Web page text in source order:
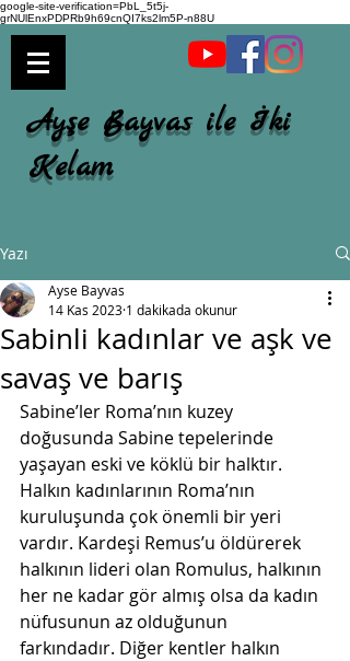
google-site-verification=PbL_5t5j-
grNUlEnxPDPRb9h69cnQI7ks2lm5P-n88U
Ayşe Bayvas ile İki
Kelam
Yazı
Sabinli kadınlar ve aşk ve
savaş ve barış
Ayse Bayvas
14 Kas 2023 1 dakikada okunur
Sabine’ler Roma’nın kuzey
doğusunda Sabine tepelerinde
yaşayan eski ve köklü bir halktır.
Halkın kadınlarının Roma’nın
kuruluşunda çok önemli bir yeri
vardır. Kardeşi Remus’u öldürerek
halkının lideri olan Romulus, halkının
her ne kadar gör almış olsa da kadın
nüfusunun az olduğunun
farkındadır. Diğer kentler halkın